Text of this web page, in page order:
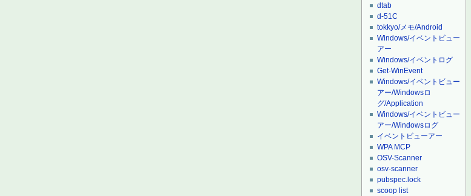
dtab
d-51C
tokkyo/メモ/Android
Windows/イベントビュー
アー
Windows/イベントログ
Get-WinEvent
Windows/イベントビュー
アー/Windowsロ
グ/Application
Windows/イベントビュー
アー/Windowsログ
イベントビューアー
WPA MCP
OSV-Scanner
osv-scanner
pubspec.lock
scoop list